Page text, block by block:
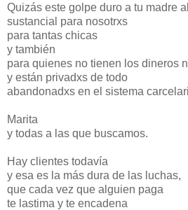
Quizás este golpe duro a tu madre
sustancial para nosotrxs
para tantas chicas
y también
para quienes no tienen los dineros
y están privadxs de todo
abandonadxs en el sistema
Marita
y todas a las que buscamos.
Hay clientes todavía
y esa es la más dura de las luchas,
que cada vez que alguien paga
te lastima y te encadena